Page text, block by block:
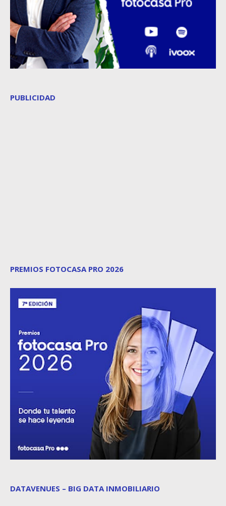
PUBLICIDAD
PREMIOS FOTOCASA PRO 2026
DATAVENUES – BIG DATA INMOBILIARIO